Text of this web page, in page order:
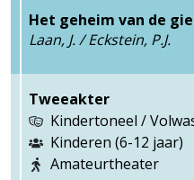
Het geheim van de
Laan, J. / Eckstein, P.J.
Tweeakter
Kindertoneel /
Kinderen (6-12 jaar)
Amateurtheater